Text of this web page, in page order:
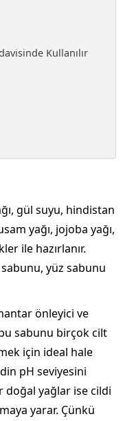
Kullanılır
gül suyu, hindistan
yağı, jojoba yağı,
ile hazırlanır.
yüz sabunu
önleyici ve
sabunu birçok cilt
için ideal hale
pH seviyesini
doğal yağlar ise cildi
yarar. Çünkü